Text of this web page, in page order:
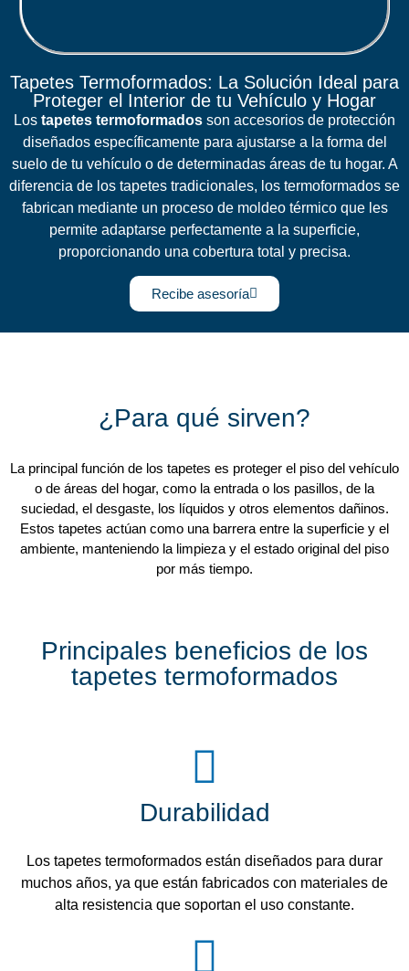
Tapetes Termoformados: La Solución Ideal para
Proteger el Interior de tu Vehículo y Hogar
Los tapetes termoformados son accesorios de protección
diseñados específicamente para ajustarse a la forma del
suelo de tu vehículo o de determinadas áreas de tu hogar. A
diferencia de los tapetes tradicionales, los termoformados se
fabrican mediante un proceso de moldeo térmico que les
permite adaptarse perfectamente a la superficie,
proporcionando una cobertura total y precisa.
Recibe asesoría
¿Para qué sirven?
La principal función de los tapetes es proteger el piso del vehículo
o de áreas del hogar, como la entrada o los pasillos, de la
suciedad, el desgaste, los líquidos y otros elementos dañinos.
Estos tapetes actúan como una barrera entre la superficie y el
ambiente, manteniendo la limpieza y el estado original del piso
por más tiempo.
Principales beneficios de los
tapetes termoformados
Durabilidad
Los tapetes termoformados están diseñados para durar
muchos años, ya que están fabricados con materiales de
alta resistencia que soportan el uso constante.